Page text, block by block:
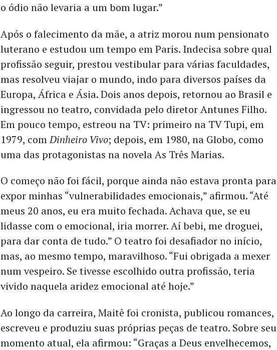
o ódio não levaria a um bom lugar.”
Após o falecimento da mãe, a atriz morou num pensionato
luterano e estudou um tempo em Paris. Indecisa sobre qual
profissão seguir, prestou vestibular para várias faculdades,
mas resolveu viajar o mundo, indo para diversos países da
Europa, África e Ásia. Dois anos depois, retornou ao Brasil e
ingressou no teatro, convidada pelo diretor Antunes Filho.
Em pouco tempo, estreou na TV: primeiro na TV Tupi, em
1979, comDinheiro Vivo; depois, em 1980, na Globo, como
uma das protagonistas na novela As Três Marias.
O começo não foi fácil, porque ainda não estava pronta para
expor minhas “vulnerabilidades emocionais,” afirmou. “Até
meus 20 anos, eu era muito fechada. Achava que, se eu
lidasse com o emocional, iria morrer. Aí bebi, me droguei,
para dar conta de tudo.” O teatro foi desafiador no início,
mas, ao mesmo tempo, maravilhoso. “Fui obrigada a mexer
num vespeiro. Se tivesse escolhido outra profissão, teria
vivido naquela aridez emocional até hoje.”
Ao longo da carreira, Maitê foi cronista, publicou romances,
escreveu e produziu suas próprias peças de teatro. Sobre seu
momento atual, ela afirmou: “Graças a Deus envelhecemos,